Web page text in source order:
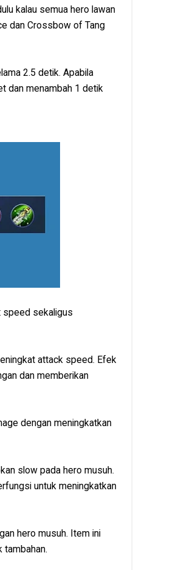
kalau semua hero lawan
dan Crossbow of Tang
2.5 detik. Apabila
dan menambah 1 detik
speed sekaligus
attack speed. Efek
dan memberikan
dengan meningkatkan
slow pada hero musuh.
untuk meningkatkan
hero musuh. Item ini
tambahan.